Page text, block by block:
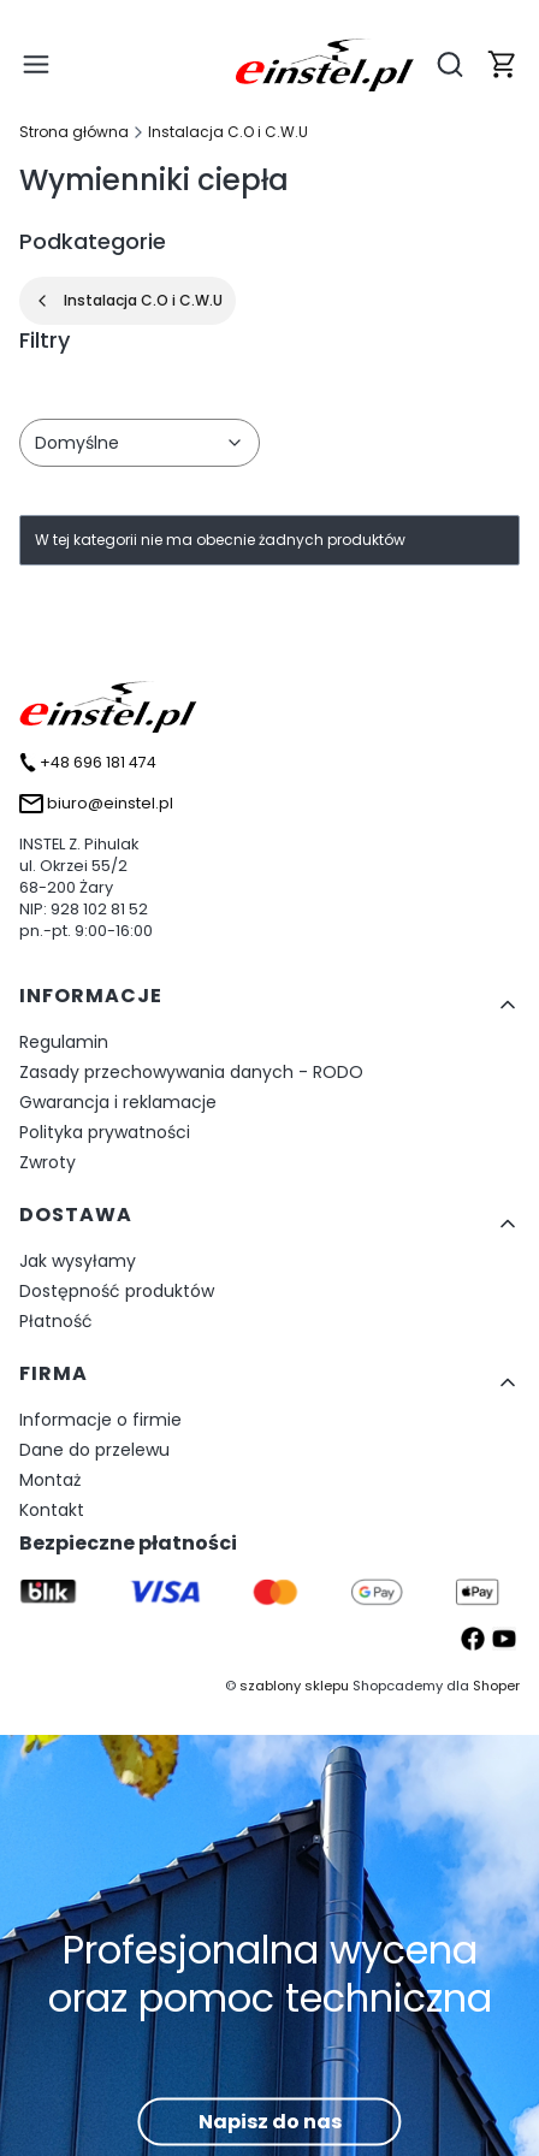
Otwórz
Strona główna Instalacja C.O i C.W.U
Wymienniki ciepła
Podkategorie
Instalacja C.O i C.W.U
Filtry
Domyślne
Lista produktów
W tej kategorii nie ma obecnie żadnych produktów
+48 696 181 474
biuro@einstel.pl
INSTEL Z. Pihulak
ul. Okrzei 55/2
68-200 Żary
NIP: 928 102 81 52
pn.-pt. 9:00-16:00
Linki w stopce
INFORMACJE
Regulamin
Zasady przechowywania danych - RODO
Gwarancja i reklamacje
Polityka prywatności
Zwroty
DOSTAWA
Jak wysyłamy
Dostępność produktów
Płatność
FIRMA
Informacje o firmie
Dane do przelewu
Montaż
Kontakt
Bezpieczne płatności
©szablony sklepu Shopcademy dla Shoper
Profesjonalna wycena
oraz pomoc techniczna
Napisz do nas